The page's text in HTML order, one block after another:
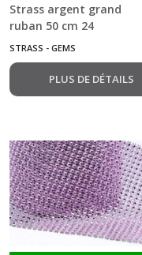
Strass argent grand
ruban 50 cm 24
rangées de 4mm
STRASS - GEMS
PLUS DE DÉTAILS